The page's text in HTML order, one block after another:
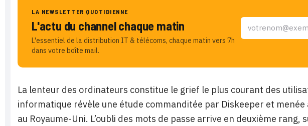
LA NEWSLETTER QUOTIDIENNE
L'actu du channel chaque matin
L'essentiel de la distribution IT & télécoms, chaque matin vers 7h
dans votre boîte mail.
La lenteur des ordinateurs constitue le grief le plus courant des
informatique révèle une étude commanditée par Diskeeper et
au Royaume-Uni. L’oubli des mots de passe arrive en deuxième rang,